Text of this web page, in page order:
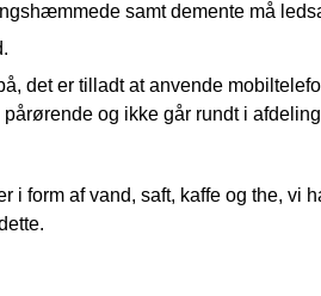
samt demente må
det er tilladt at anvende
og ikke går rundt i
i form af vand, saft, kaffe og the, vi